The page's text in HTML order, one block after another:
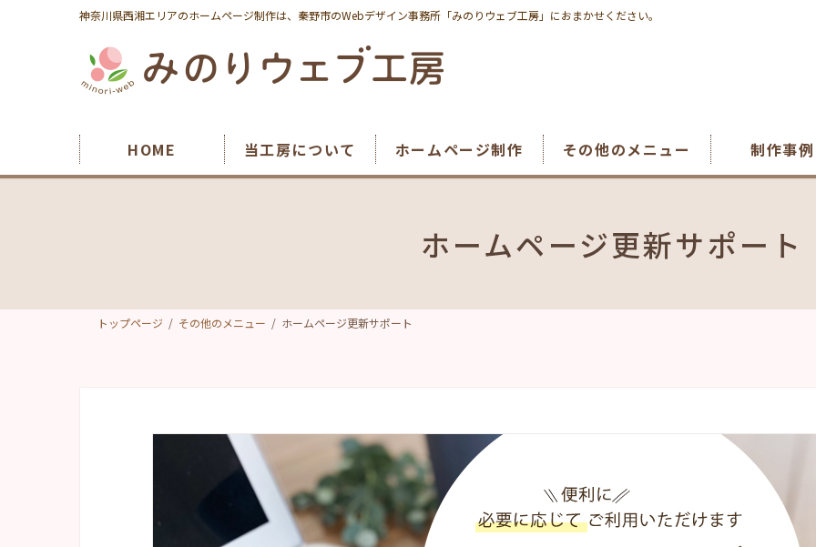
ッ
移
神奈川県西湘エリアのホームページ制作は、秦野市のWebデザイン事務所「みのりウェブ工房」におまかせください。
HOME 当工房について ホームページ制作 その他のメニュー 制作事例
ホームページ更新サポート
トップページ その他のメニュー ホームページ更新サポート